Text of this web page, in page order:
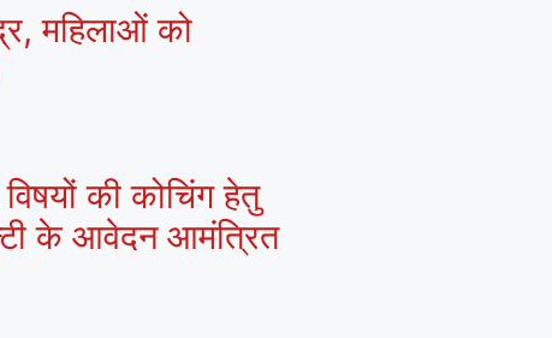
महिलाओं को
की कोचिंग हेतु
के आवेदन आमंत्रित